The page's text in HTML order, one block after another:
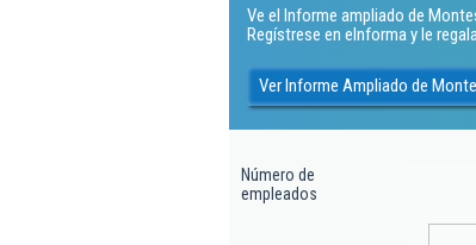
Ve el Informe ampliado de
Regístrese en eInforma y le
Ver Informe Ampliado de
Número de
empleados